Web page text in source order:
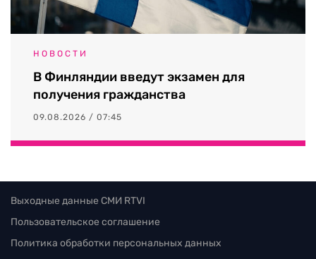
НОВОСТИ
В Финляндии введут экзамен для
получения гражданства
09.08.2026 / 07:45
Выходные данные СМИ RTVI
Пользовательское соглашение
Политика обработки персональных данных